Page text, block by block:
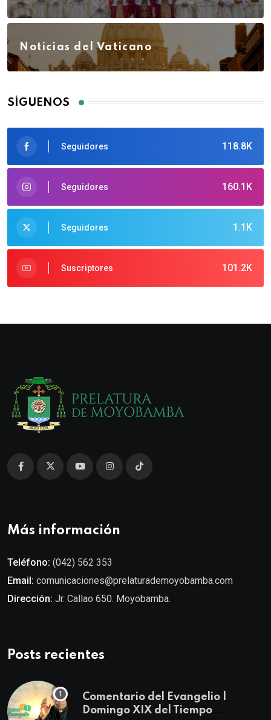
Noticias del Vaticano
SÍGUENOS
118.8K
Seguidores
160.1K
Seguidores
1.1K
Seguidores
101.2K
Suscriptores
Más información
Teléfono: (042) 562 353
Email: comunicaciones@prelaturademoyobamba.com
Dirección: Jr. Callao 650. Moyobamba.
Posts recientes
Comentario del Evangelio |
Domingo XIX del Tiempo